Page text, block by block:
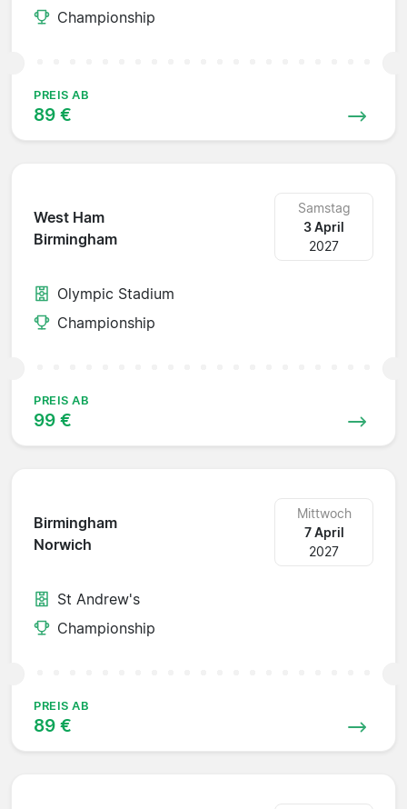
Championship
PREIS AB
89 €
West Ham
Birmingham
Samstag
3 April
2027
Olympic Stadium
Championship
PREIS AB
99 €
Birmingham
Norwich
Mittwoch
7 April
2027
St Andrew's
Championship
PREIS AB
89 €